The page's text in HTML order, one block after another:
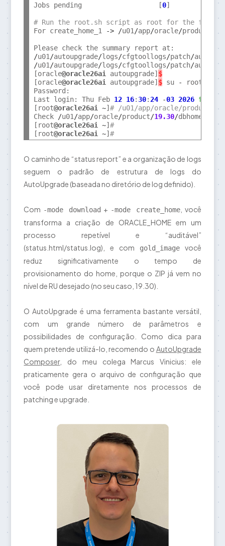
Jobs pending                   [0]
# Run the root.sh script as root for the
For create_home_1
-> /u01 /app/oracle/product
/u01 /autoupgrade/logs/cfgtoollogs/patch/auto
/u01 /autoupgrade/logs/cfgtoollogs/patch/auto
[oracle@oracle26ai autoupgrade] $
[oracle@oracle26ai autoupgrade] $ su -
root
Password:
Last login: Thu Feb 12 16:30: 24 -03 2026 from
[root@oracle26ai ~] # /u01/app/oracle/product/
Check
/u01 /app/oracle/product/19.30/dbhome_1
[root@oracle26ai ~] #
[root@oracle26ai ~] #
O caminho de “status report” e a organização de logs
seguem o padrão de estrutura de logs do
AutoUpgrade (baseada no diretório de log definido).
Com -mode download + -mode create_home, você
transforma a criação de ORACLE_HOME em um
processo repetível e “auditável”
(status.html/status.log), e com
gold_imagevocê
reduz significativamente o tempo de
provisionamento do home, porque o ZIP já vem no
nível de RU desejado (no seu caso, 19.30).
O AutoUpgrade é uma ferramenta bastante versátil,
com um grande número de parâmetros e
possibilidades de configuração. Como dica para
quem pretende utilizá-lo, recomendo o AutoUpgrade
Composer, do meu colegaMarcus Vinicius: ele
praticamente gera o arquivo de configuração que
você pode usar diretamente nos processos de
patching e upgrade.